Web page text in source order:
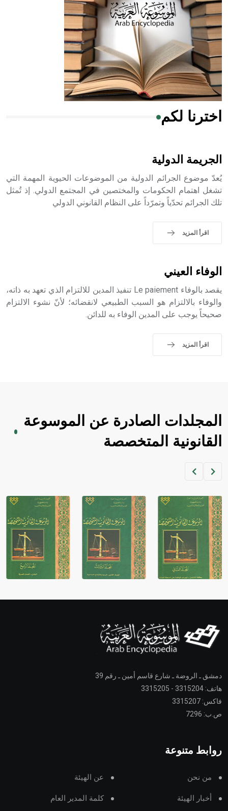
- هل تعلم أن المرجان إفراز حيواني يتكون في البحر ويتركب
من مادة كربونات الكلسيوم، وهو أحمر أو شديد الحمرة وهو
أجود أنواعه، ويمتاز بكبر الحجم ويسمى الش
هل تعلم أن الأبسيد كلمة فرنسية اللفظ تم اعتمادها مصطلحاً
- هل تعلم أن أبجر Abgar اسم معروف جيداً يعود إلى عدد من
التاسع، وهم ينتسبون إلى أسرة أوسروين
sign تكتب منفصلة غير متصلة، وتعتمد المبدأ الأكوروفوني،
حيث تقتصر القيمة الصوتية للعلامة الك
اخترنا لكم
الجريمة الدولية
يُعدّ موضوع الجرائم الدولية من الموضوعات الحيوية المهمة التي
تشغل اهتمام الحكومات والمختصين في المجتمع الدولي. إذ تُمثل
تلك الجرائم تحدّياً وتمرّداً على النظام القانوني الدولي
اقرأ المزيد
الوفاء العيني
يقصد بالوفاء Le paiement تنفيذ المدين للالتزام الذي تعهد به ذاته،
والوفاء بالالتزام هو السبب الطبيعي لانقضائه؛ لأنّ نشوء الالتزام
صحيحاً يوجب على المدين الوفاء به للدائن.
اقرأ المزيد
المجلدات الصادرة عن الموسوعة
القانونية المتخصصة
دمشق ـ الروضة ـ شارع قاسم أمين ـ رقم 39
هاتف: 3315204 - 3315205
فاكس: 3315207
ص.ب: 7296
روابط متنوعة
من نحن عن الهيئة
أخبار الهيئة كلمة المدير العام